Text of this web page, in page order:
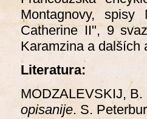
Montagnovy,
Catherine II", 9
Karamzina a
Literatura:
MODZALEVSKIJ,
opisanije. S.